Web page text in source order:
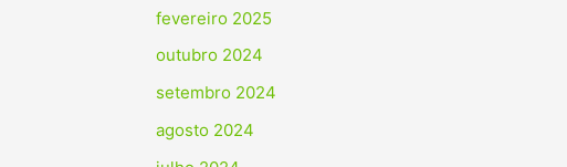
fevereiro 2025
outubro 2024
setembro 2024
agosto 2024